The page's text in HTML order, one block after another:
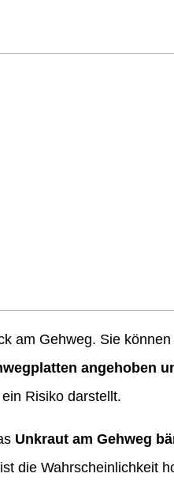
am Gehweg. Sie
angehoben
Risiko darstellt.
Unkraut am Gehweg
die Wahrscheinlichkeit